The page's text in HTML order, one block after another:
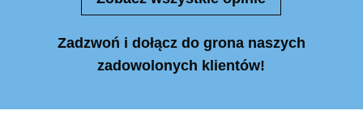
Zadzwoń i dołącz do grona naszych
zadowolonych klientów!